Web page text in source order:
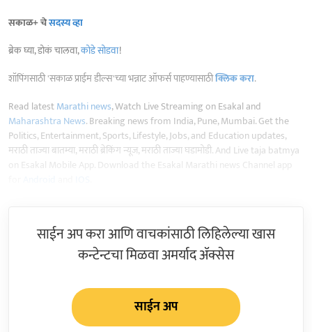
सकाळ+ चेसदस्य व्हा
ब्रेक घ्या, डोकं चालवा,कोडे सोडवा!
शॉपिंगसाठी 'सकाळ प्राईम डील्स'च्या भन्नाट ऑफर्स पाहण्यासाठीक्लिक करा.
Read latestMarathi news, Watch Live Streaming on Esakal and
Maharashtra News. Breaking news from India, Pune, Mumbai. Get the
Politics, Entertainment, Sports, Lifestyle, Jobs, and Education updates,
मराठी ताज्या बातम्या, मराठी ब्रेकिंग न्यूज, मराठी ताज्या घडामोडी. And Live taja batmya
on Esakal Mobile App. Download the Esakal Marathi news Channel app
साईन अप करा आणि वाचकांसाठी लिहिलेल्या खास
कन्टेन्टचा मिळवा अमर्याद ॲक्सेस
साईन अप